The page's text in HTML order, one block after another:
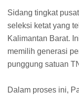
Sidang tingkat
seleksi ketat yang
Kalimantan Barat.
memilih generasi
punggung satuan
Dalam proses ini,